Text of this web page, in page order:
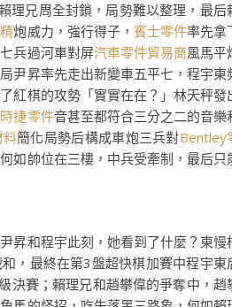
理兄周全封鎖，局勢難以整理，最后
炮威力，強行得子， 賓士零件率先拿
兵過河車對屏汽車零件貿易商風馬平
尹昇率先走出新變車五平七，程宇東
紅棋的攻勢「實實在在？」林天秤發
捷零件音甚至都符合三分之二的音樂
料簡化局勢后構成車炮三兵對Bentley
如帥位在三樓，中兵受牽制，最后只
昇和程宇此刻，她看到了什麼？東慢
，最終在第3盤超快棋加賽中程宇東
決賽；賴理兄和趙攀偉的爭奪中，趙